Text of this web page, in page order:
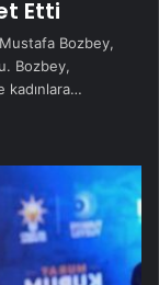
Etti
Bozbey,
Bozbey,
kadınlara…